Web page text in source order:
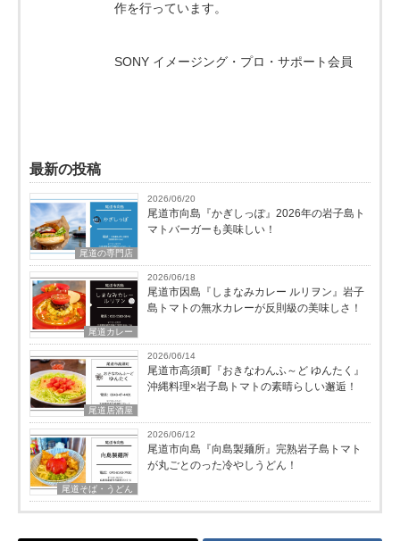
作を行っています。
SONY イメージング・プロ・サポート会員
最新の投稿
尾道の専門店
2026/06/20
尾道市向島『かぎしっぽ』2026年の岩子島ト
マトバーガーも美味しい！
尾道カレー
2026/06/18
尾道市因島『しまなみカレー ルリヲン』岩子
島トマトの無水カレーが反則級の美味しさ！
尾道居酒屋
2026/06/14
尾道市高須町『おきなわんふ～ど ゆんたく』
沖縄料理×岩子島トマトの素晴らしい邂逅！
尾道そば・うどん
2026/06/12
尾道市向島『向島製麺所』完熟岩子島トマト
が丸ごとのった冷やしうどん！